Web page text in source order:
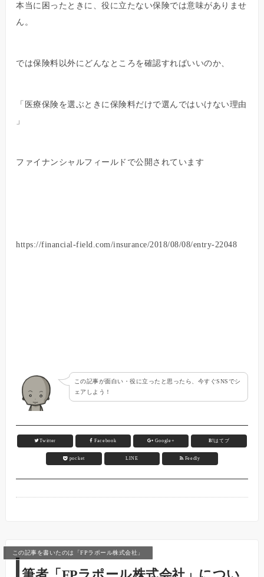
本当に困ったときに、役に立たない保険では意味がありませ
ん。
では保険料以外にどんなところを確認すればいいのか、
「医療保険を選ぶときに保険料だけで選んではいけない理由
」
ファイナンシャルフィールドで公開されています
https://financial-field.com/insurance/2018/08/08/entry-22048
この記事が面白い・役に立ったと思ったら、今すぐSNSでシ
ェアしよう！
Twitter Facebook Google+ B!はてブ
pocket LINE Feedly
この記事を書いたのは「FPラポール株式会社」